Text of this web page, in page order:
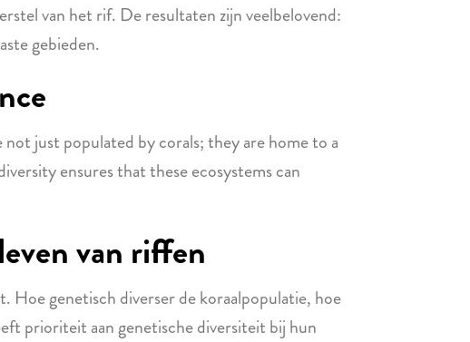
van het rif. De resultaten zijn veelbelovend:
gebieden.
just populated by corals; they are home to a
ensures that these ecosystems can
van riffen
Hoe genetisch diverser de koraalpopulatie, hoe
prioriteit aan genetische diversiteit bij hun